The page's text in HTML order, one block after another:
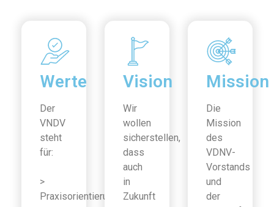
Werte
Der
VNDV
steht
für:
>
Praxisorientierung
Vision
Wir
wollen
sicherstellen,
dass
auch
in
Zukunft
Mission
Die
Mission
des
VDNV-
Vorstands
und
der